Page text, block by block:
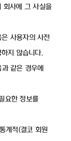
회사에 그 사실을
사용자의 사전
지 않습니다.
같은 경우에
요한 정보를
계적(결코 회원